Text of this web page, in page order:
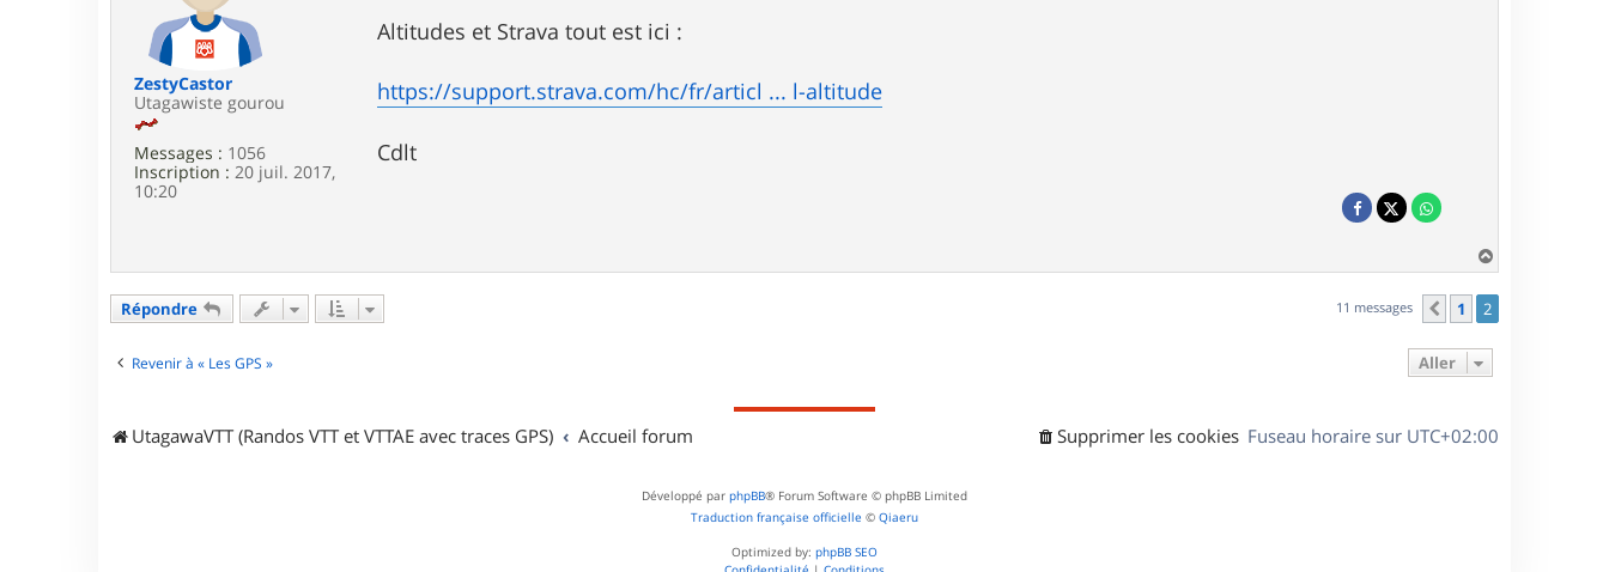
ZestyCastor
Utagawiste gourou
Messages : 1056
Inscription : 20 juil. 2017,
10:20
g
e
Altitudes et Strava tout est ici :
https://support.strava.com/hc/fr/articl ... l-altitude
Cdlt
a
u
Répondre 11 messages Précédent
1 2
Revenir à « Les GPS » Aller
UtagawaVTT (Randos VTT et VTTAE avec traces GPS) Accueil forum Fuseau horaire sur UTC+02:00
Supprimer les cookies
Développé par phpBB® Forum Software © phpBB Limited
Traduction française officielle © Qiaeru
Optimized by: phpBB SEO